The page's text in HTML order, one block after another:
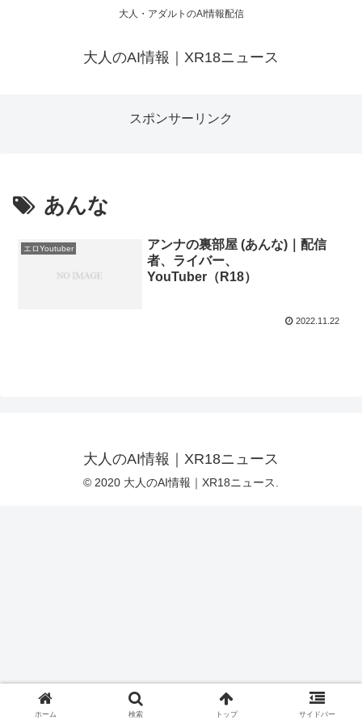
大人・アダルトのAI情報配信
大人のAI情報｜XR18ニュース
スポンサーリンク
あんな
エロYoutuber
アンナの裏部屋 (あんな)｜配信
者、ライバー、
YouTuber（R18）
2022.11.22
大人のAI情報｜XR18ニュース
© 2020 大人のAI情報｜XR18ニュース.
ホーム 検索 トップ サイドバー